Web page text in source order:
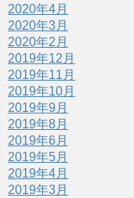
2020年4月
2020年3月
2020年2月
2019年12月
2019年11月
2019年10月
2019年9月
2019年8月
2019年6月
2019年5月
2019年4月
2019年3月